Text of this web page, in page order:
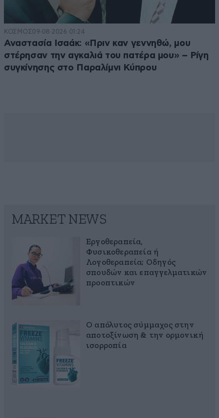
ΚΟΣΜΟΣ09·08·2026 01:24
Αναστασία Ισαάκ: «Πριν καν γεννηθώ, μου
στέρησαν την αγκαλιά του πατέρα μου» – Ρίγη
συγκίνησης στο Παραλίμνι Κύπρου
MARKET NEWS
Εργοθεραπεία,
Φυσικοθεραπεία ή
Λογοθεραπεία; Οδηγός
σπουδών και επαγγελματικών
προοπτικών
Ο απόλυτος σύμμαχος στην
αποτοξίνωση & την ορμονική
ισορροπία